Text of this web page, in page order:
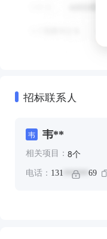
招标联系人
韦 韦**
相关项目： 8个
电话： 131 ****** 69